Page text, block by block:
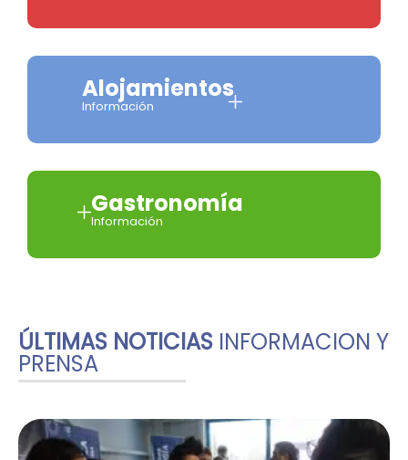
Alojamientos
Información
Gastronomía
Información
ÚLTIMAS NOTICIAS INFORMACION Y
PRENSA